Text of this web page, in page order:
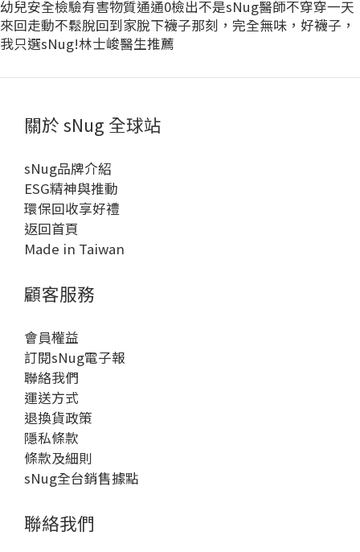
關於 sNug 全球站
sNug品牌介紹
ESG精神與推動
環保回收享好禮
返回首頁
Made in Taiwan
顧客服務
會員權益
訂閱sNug電子報
聯絡我們
運送方式
退換貨政策
隱私條款
條款及細則
sNug全台銷售據點
聯絡我們